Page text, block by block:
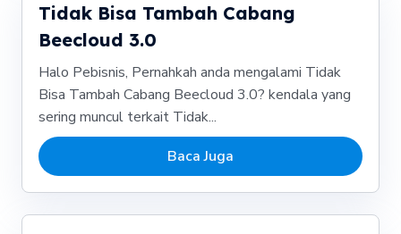
Tidak Bisa Tambah Cabang
Beecloud 3.0
Halo Pebisnis, Pernahkah anda mengalami Tidak
Bisa Tambah Cabang Beecloud 3.0? kendala yang
sering muncul terkait Tidak...
Baca Juga